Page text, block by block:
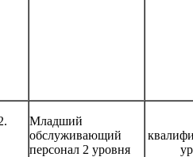
Младший
обслуживающий
персонал 2 уровня